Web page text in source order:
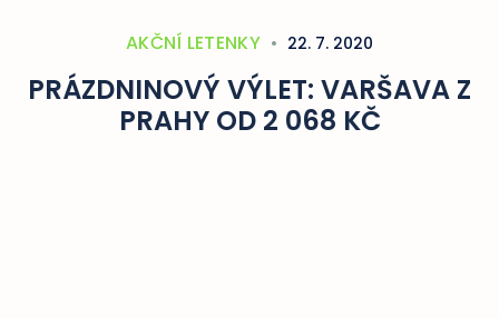
AKČNÍ LETENKY 22. 7. 2020
PRÁZDNINOVÝ VÝLET: VARŠAVA Z
PRAHY OD 2 068 KČ